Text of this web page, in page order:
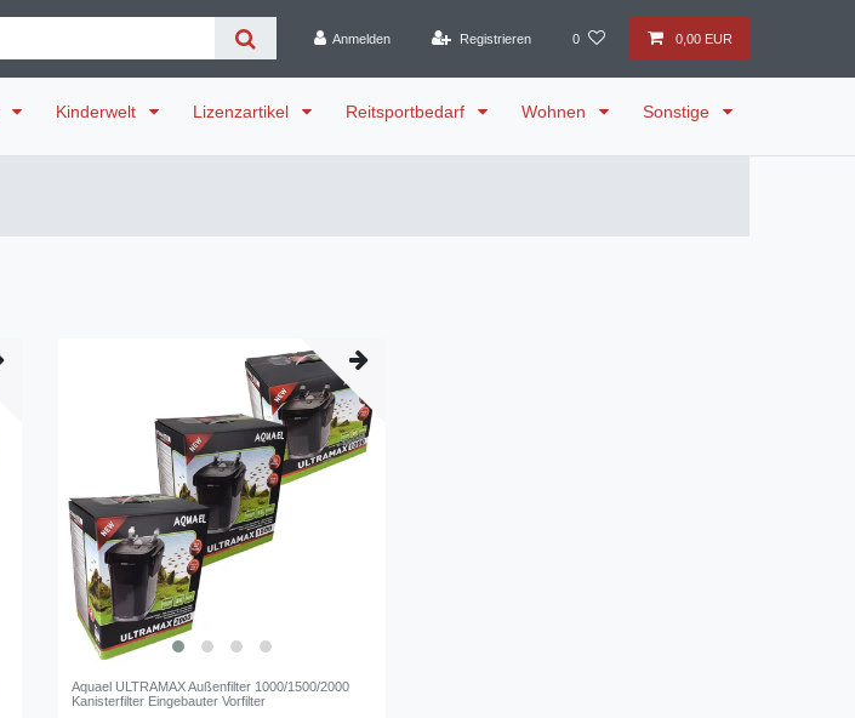
Anmelden Registrieren 0 0,00 EUR
Kinderwelt Lizenzartikel Reitsportbedarf Wohnen Sonstige
Aquael ULTRAMAX Außenfilter 1000/1500/2000
Kanisterfilter Eingebauter Vorfilter